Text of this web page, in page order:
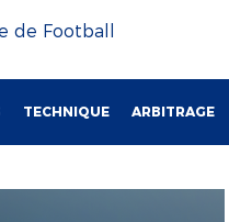
de Football
TECHNIQUE ARBITRAGE